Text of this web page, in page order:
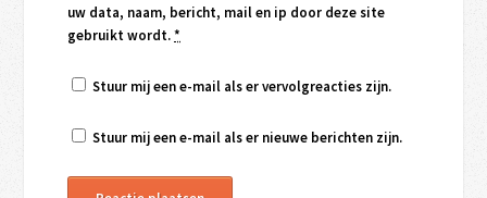
uw data, naam, bericht, mail en ip door deze site
gebruikt wordt.*
Stuur mij een e-mail als er vervolgreacties zijn.
Stuur mij een e-mail als er nieuwe berichten zijn.